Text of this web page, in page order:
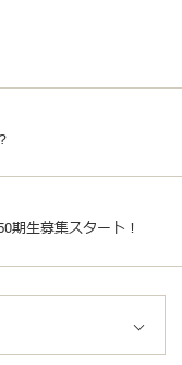
期生募集スタート！